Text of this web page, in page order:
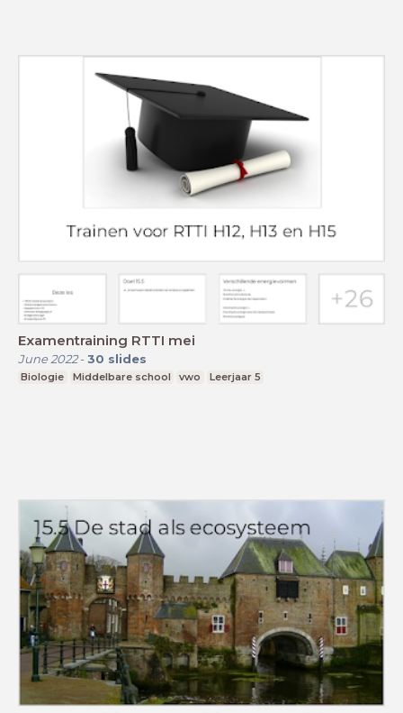
Examentraining RTTI mei
June 2022- 30 slides
Biologie Middelbare school vwo Leerjaar 5